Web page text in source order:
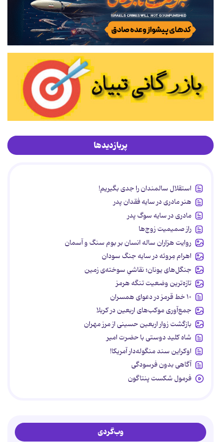
پربازدیدها
استقلال سالمندان را جدی بگیریم!
هنر مادری در سایه‌ فقدان پدر
مادری در سایه سوگ پدر
راز صمیمیت زوج‌ها
روایت هزاران ساله انسان بر بوم سنگ و آسمان
اهرام مِروئه در سایه جنگ سودان
جنگل‌های یونان؛ نقاشیِ سوخته‌ی زمین
تازه‌ترین وضعیت تنگه هرمز
۱۰ خط قرمز در دعوای همسران
جمع‌آوری موکب‌های اربعین در کربلا
بازگشت زوار اربعین حسینی از مرز مهران
شاه کلید دوستی با حضرت امیر
اوکراین سند منگوله‌دار آمریکا!
آگاهی بدون فرسودگی
فرمول شکست پنتاگون
وب‌گردی